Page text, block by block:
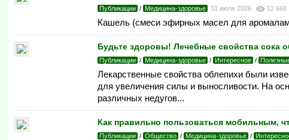
Публикации / Медицина-здоровье 31 июля 2026 12 668
Кашель (смеси эфирных масел для
Будьте здоровы! Лечебные свойства сока
Публикации / Медицина-здоровье / Интересное /
Лекарственные свойства облепихи были
для увеличения силы и выносливости. На
различных недугов...
Как правильно пользоваться мобильным,
Публикации / Общество / Медицина-здоровье /